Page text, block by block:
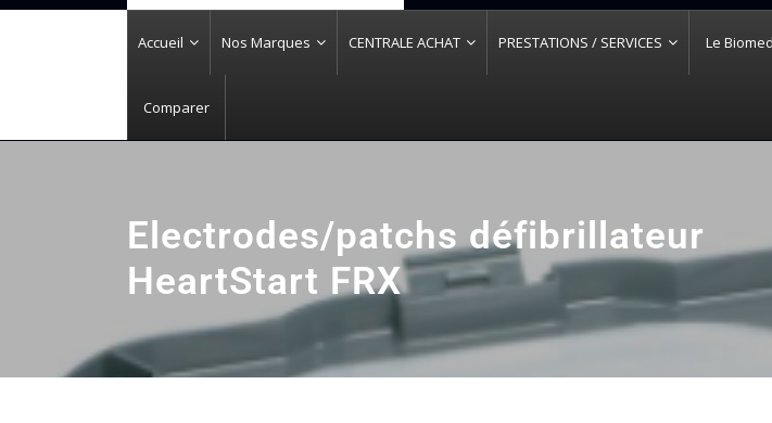
Accueil Nos Marques CENTRALE ACHAT PRESTATIONS / SERVICES Le
Comparer
Electrodes/patchs défibrillateur
HeartStart FRX